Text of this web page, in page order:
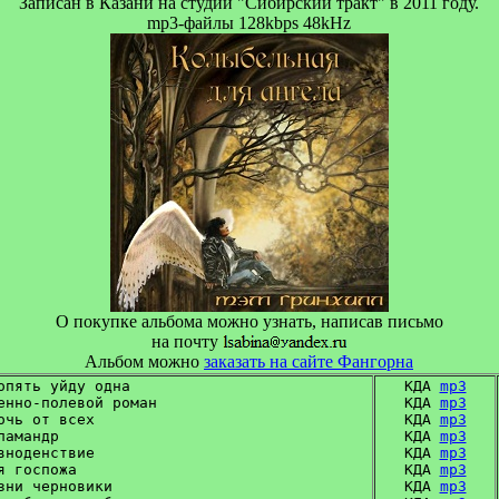
mp3-файлы 128kbps 48kHz
О покупке альбома можно узнать, написав письмо
на почту
Альбом можно заказать на сайте Фангорна
уйду одна
полевой роман
от всех
госпожа
черновики
КДА mp3
КДА mp3
КДА mp3
КДА mp3
КДА mp3
КДА mp3
КДА mp3